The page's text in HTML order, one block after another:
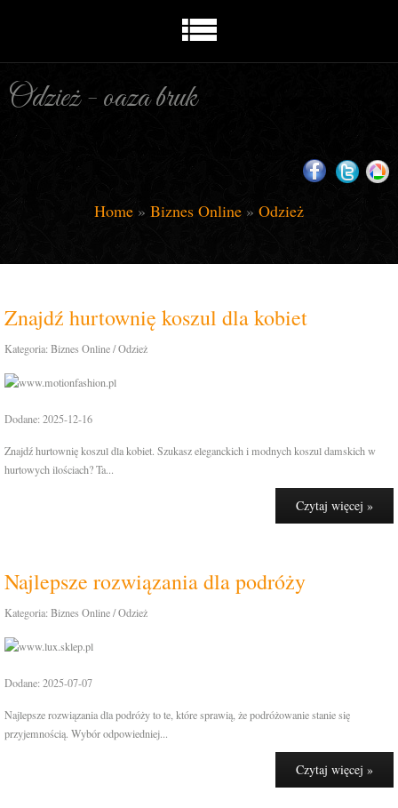
Odzież - oaza bruk
Home » Biznes Online » Odzież
Znajdź hurtownię koszul dla kobiet
Kategoria: Biznes Online / Odzież
Dodane: 2025-12-16
Znajdź hurtownię koszul dla kobiet. Szukasz eleganckich i modnych koszul damskich w
hurtowych ilościach? Ta...
Czytaj więcej »
Najlepsze rozwiązania dla podróży
Kategoria: Biznes Online / Odzież
Dodane: 2025-07-07
Najlepsze rozwiązania dla podróży to te, które sprawią, że podróżowanie stanie się
przyjemnością. Wybór odpowiedniej...
Czytaj więcej »